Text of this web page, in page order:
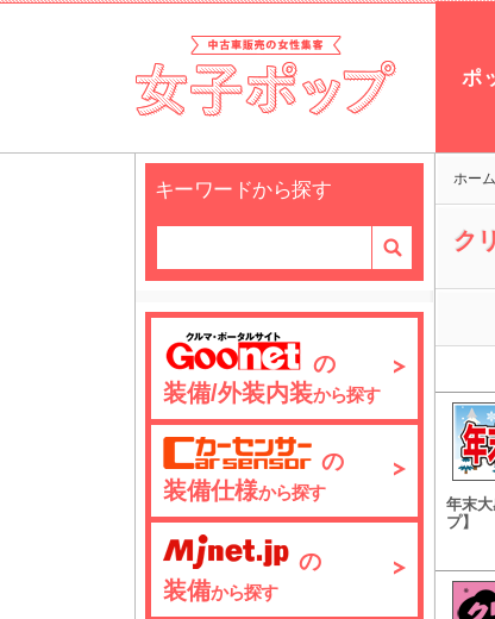
ホーム
ク
年末
プ】
キーワードから探す
の
装備/外装内装から探す
の
装備仕様から探す
の
装備から探す
ポ